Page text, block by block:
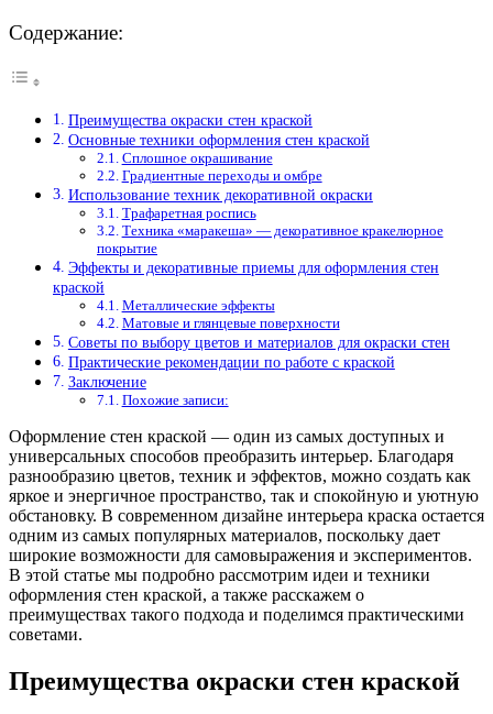
Содержание:
Преимущества окраски стен краской
Основные техники оформления стен краской
Сплошное окрашивание
Градиентные переходы и омбре
Использование техник декоративной окраски
Трафаретная роспись
Техника «маракеша» — декоративное кракелюрное
покрытие
Эффекты и декоративные приемы для оформления стен
краской
Металлические эффекты
Матовые и глянцевые поверхности
Советы по выбору цветов и материалов для окраски стен
Практические рекомендации по работе с краской
Заключение
Похожие записи:
Оформление стен краской — один из самых доступных и
универсальных способов преобразить интерьер. Благодаря
разнообразию цветов, техник и эффектов, можно создать как
яркое и энергичное пространство, так и спокойную и уютную
обстановку. В современном дизайне интерьера краска остается
одним из самых популярных материалов, поскольку дает
широкие возможности для самовыражения и экспериментов.
В этой статье мы подробно рассмотрим идеи и техники
оформления стен краской, а также расскажем о
преимуществах такого подхода и поделимся практическими
советами.
Преимущества окраски стен краской